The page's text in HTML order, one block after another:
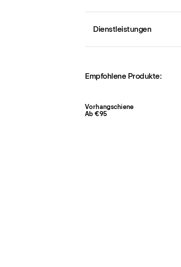
Dienstleistungen
Empfohlene Produkte:
Vorhangschiene
Ab €95